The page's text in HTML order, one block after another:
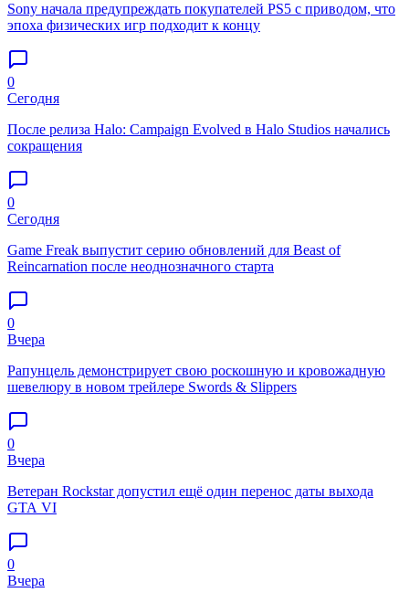
Sony начала предупреждать покупателей PS5 с приводом, что
эпоха физических игр подходит к концу
0
Сегодня
После релиза Halo: Campaign Evolved в Halo Studios начались
сокращения
0
Сегодня
Game Freak выпустит серию обновлений для Beast of
Reincarnation после неоднозначного старта
0
Вчера
Рапунцель демонстрирует свою роскошную и кровожадную
шевелюру в новом трейлере Swords & Slippers
0
Вчера
Ветеран Rockstar допустил ещё один перенос даты выхода
GTA VI
0
Вчера